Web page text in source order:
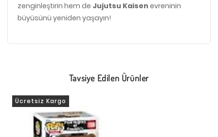
zenginleştirin hem de Jujutsu Kaisen evreninin
büyüsünü yeniden yaşayın!
Tavsiye Edilen Ürünler
Ücretsiz Kargo